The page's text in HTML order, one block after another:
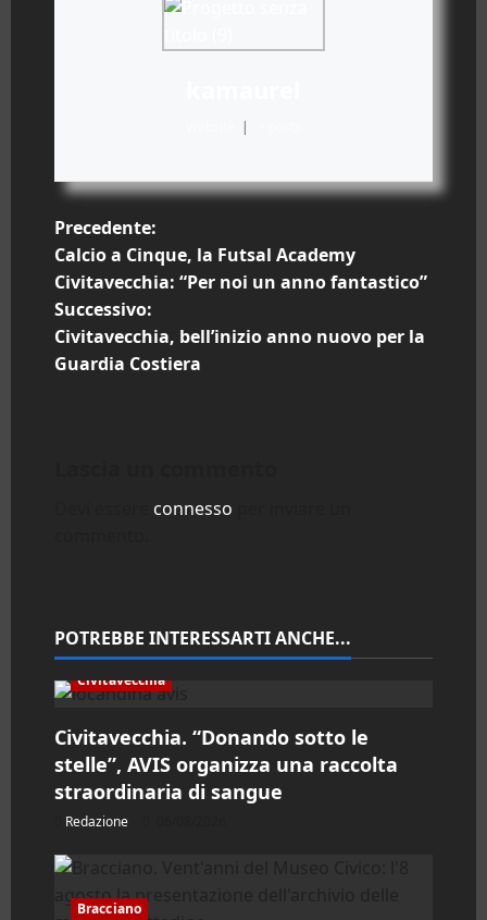
|
N
a
v
i
n
e
a
r
t
i
Precedente:
Calcio a Cinque, la Futsal Academy
Civitavecchia: “Per noi un anno fantastico”
Successivo:
Civitavecchia, bell’inizio anno nuovo per la
Guardia Costiera
connesso
POTREBBE INTERESSARTI ANCHE...
Civitavecchia
Civitavecchia. “Donando sotto le
stelle”, AVIS organizza una raccolta
straordinaria di sangue
Redazione
Bracciano